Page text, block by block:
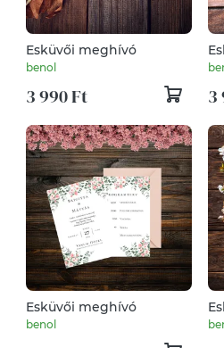
Esküvői meghívó
benol
3 990 Ft 3
Esküvői meghívó
benol